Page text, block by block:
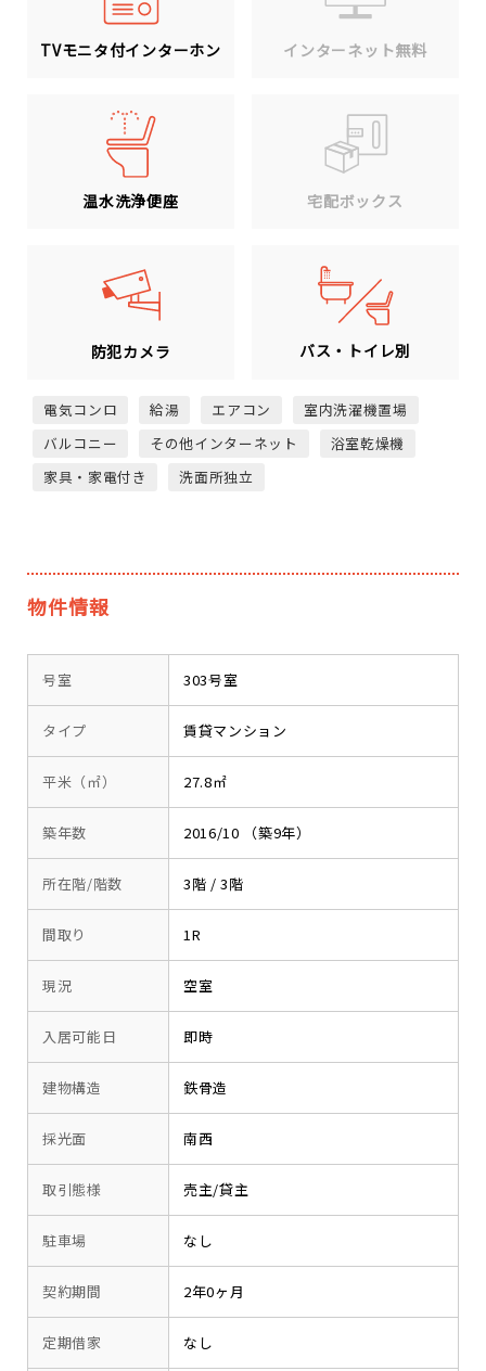
TVモニタ付インターホン インターネット無料
温水洗浄便座 宅配ボックス
防犯カメラ バス・トイレ別
電気コンロ 給湯 エアコン
室内洗濯機置場
バルコニー
その他インターネット
浴室乾燥機
家具・家電付き
洗面所独立
物件情報
号室 303号室
タイプ 賃貸マンション
平米（㎡） 27.8㎡
築年数 2016/10 （築9年）
所在階/階数 3階 / 3階
間取り 1R
現況 空室
入居可能日 即時
建物構造 鉄骨造
採光面 南西
取引態様 売主/貸主
駐車場 なし
契約期間 2年0ヶ月
定期借家 なし